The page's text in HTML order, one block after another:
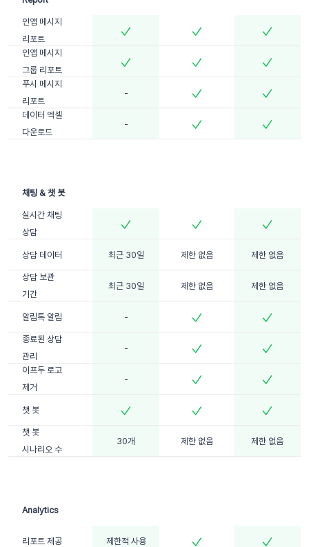
인앱 메시지
리포트
인앱 메시지
그룹 리포트
푸시 메시지
리포트
-
데이터 엑셀
다운로드
-
실시간 채팅
상담
상담 데이터 최근 30일 제한 없음 제한 없음
상담 보관
기간
최근 30일 제한 없음 제한 없음
알림톡 알림 -
종료된 상담
관리
-
이프두 로고
제거
-
챗 봇
챗 봇
시나리오 수
30개 제한 없음 제한 없음
리포트 제공 제한적 사용